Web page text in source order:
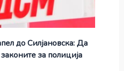
до Силјановска: Да
за полиција